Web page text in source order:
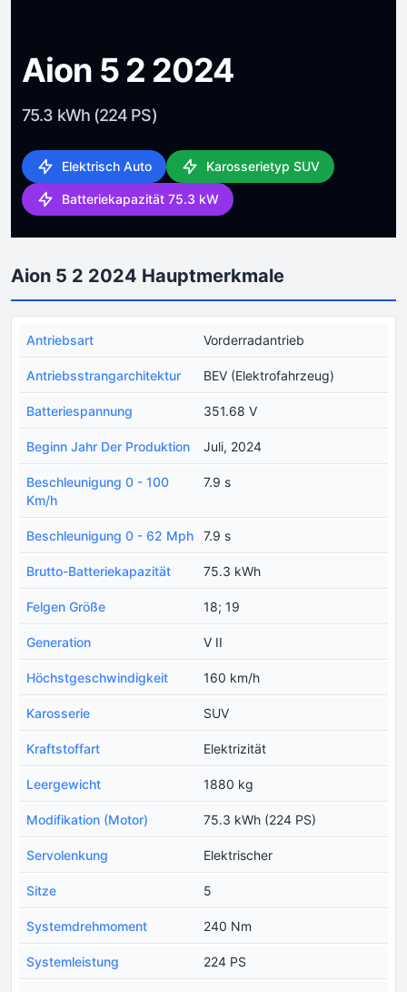
Aion 5 2 2024
75.3 kWh (224 PS)
Elektrisch Auto Karosserietyp SUV
Batteriekapazität 75.3 kW
Aion 5 2 2024 Hauptmerkmale
Antriebsart Vorderradantrieb
Antriebsstrangarchitektur BEV (Elektrofahrzeug)
Batteriespannung 351.68 V
Beginn Jahr Der Produktion Juli, 2024
Beschleunigung 0 - 100
Km/h
7.9 s
Beschleunigung 0 - 62 Mph 7.9 s
Brutto-Batteriekapazität 75.3 kWh
Felgen Größe 18; 19
Generation V II
Höchstgeschwindigkeit 160 km/h
Karosserie SUV
Kraftstoffart Elektrizität
Leergewicht 1880 kg
Modifikation (Motor) 75.3 kWh (224 PS)
Servolenkung Elektrischer
Sitze 5
Systemdrehmoment 240 Nm
Systemleistung 224 PS